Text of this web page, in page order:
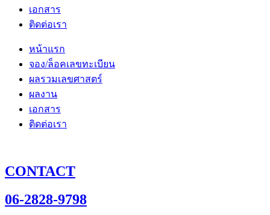
เอกสาร
ติดต่อเรา
หน้าแรก
จอง/ล็อคเลขทะเบียน
ผลรวมเลขศาสตร์
ผลงาน
เอกสาร
ติดต่อเรา
CONTACT
06-2828-9798